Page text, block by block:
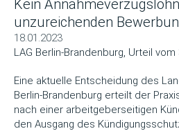
Kein
unzureichenden
18.01.2023
LAG Berlin-Brandenburg, Urteil
Eine aktuelle Entscheidung des
Berlin-Brandenburg erteilt der
nach einer arbeitgeberseitigen
den Ausgang des